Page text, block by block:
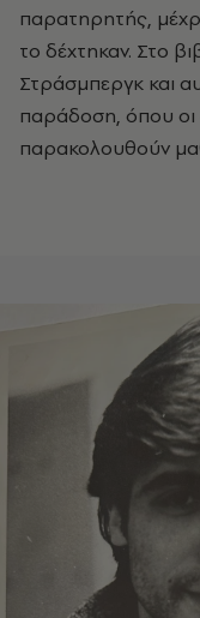
παρατηρητής,
το δέχτηκαν. Στο
Στράσμπεργκ και
παράδοση, όπου οι
παρακολουθούν